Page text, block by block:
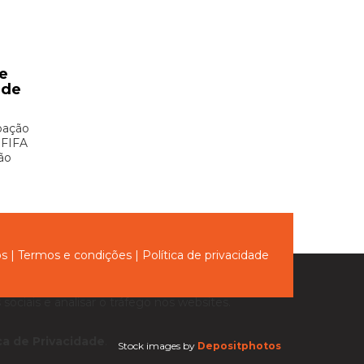
| Termos e condições | Política de privacidade
Stock images by Depositphotos
e analisar o tráfego nos websites.